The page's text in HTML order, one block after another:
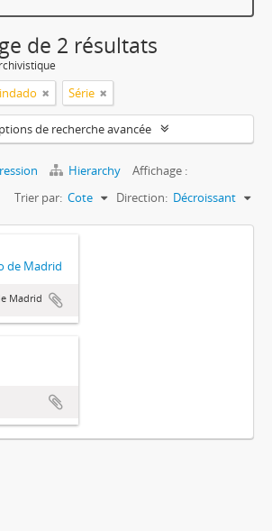
de 2 résultats
Série
de recherche avancée
Hierarchy
Affichage :
Trier par: Cote Direction: Décroissant
de Madrid
Madrid